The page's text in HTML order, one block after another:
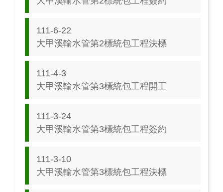
111-6-22
大甲溪輸水管第2標統包工程決標
111-4-3
大甲溪輸水管第3標統包工程開工
111-3-24
大甲溪輸水管第3標統包工程簽約
111-3-10
大甲溪輸水管第3標統包工程決標